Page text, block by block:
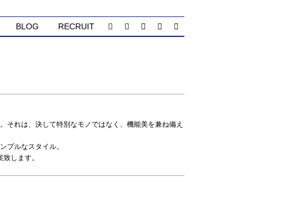
BLOG RECRUIT
れは、決して特別なモノではなく、機能美を兼ね備え
プルなスタイル。
します。